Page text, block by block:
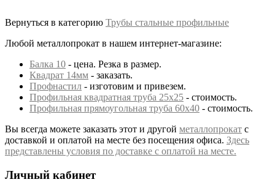
Вернуться в категорию Трубы стальные профильные
Любой металлопрокат в нашем интернет-магазине:
Балка 10 - цена. Резка в размер.
Квадрат 14мм - заказать.
Профнастил - изготовим и привезем.
Профильная квадратная труба 25х25 - стоимость.
Профильная прямоугольная труба 60х40 - стоимость.
Вы всегда можете заказать этот и другой металлопрокат с
доставкой и оплатой на месте без посещения офиса. Здесь
представлены условия по доставке с оплатой на месте.
Личный кабинет